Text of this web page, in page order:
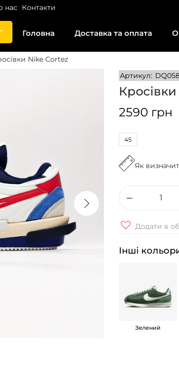
нас Контакти
Головна Доставка та оплата
Nike Cortez
Артикул:
2590 грн
45
Як
и
Додати в
Інші
Зелений